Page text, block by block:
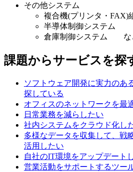
その他システム
複合機(プリンタ・FAX)
半導体制御システム
倉庫制御システム な
課題からサービスを探
ソフトウェア開発に実力のあ
探している
オフィスのネットワークを最
日常業務を減らしたい
社内システムをクラウド化し
多様なデータを収集して、戦
活用したい
自社のIT環境をアップデート
営業活動をサポートするツー